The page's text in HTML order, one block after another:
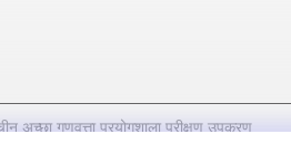
अच्छा गुणवत्ता प्रयोगशाला परीक्षण उपकरण
2026 SKYLINE INSTRUMENTS